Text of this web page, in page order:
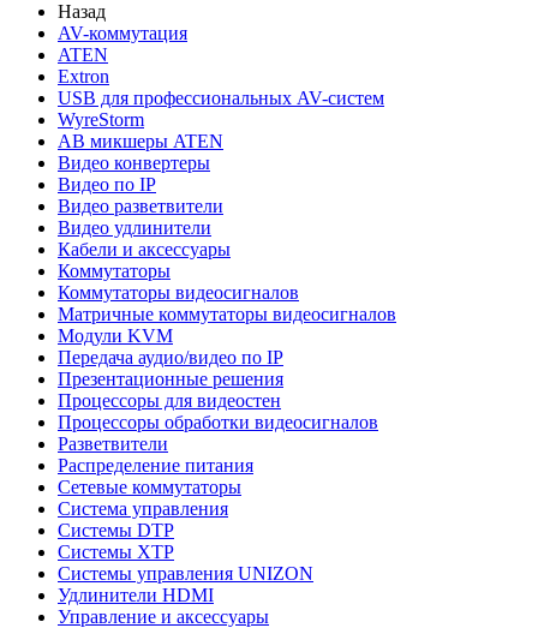
Назад
AV-коммутация
ATEN
Extron
USB для профессиональных AV-систем
WyreStorm
АВ микшеры ATEN
Видео конвертеры
Видео по IP
Видео разветвители
Видео удлинители
Кабели и аксессуары
Коммутаторы
Коммутаторы видеосигналов
Матричные коммутаторы видеосигналов
Модули KVM
Передача аудио/видео по IP
Презентационные решения
Процессоры для видеостен
Процессоры обработки видеосигналов
Разветвители
Распределение питания
Сетевые коммутаторы
Система управления
Системы DTP
Системы XTP
Системы управления UNIZON
Удлинители HDMI
Управление и аксессуары